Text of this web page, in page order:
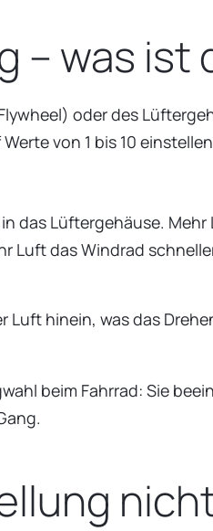
– was ist
oder des
von 1 bis 10
das Lüftergehäuse.
Luft das Windrad
hinein, was das
beim Fahrrad: Sie